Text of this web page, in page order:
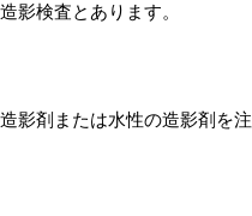
影検査とあります。
影剤または水性の造影剤を